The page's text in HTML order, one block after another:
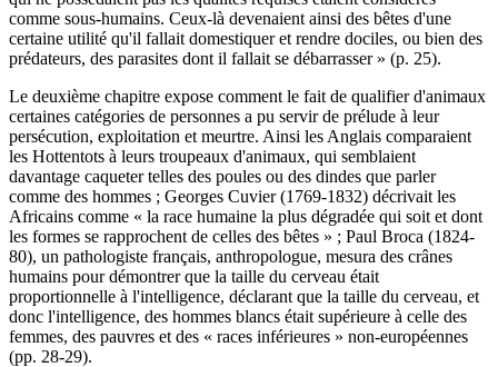
comme sous-humains. Ceux-là devenaient ainsi des bêtes d'une
certaine utilité qu'il fallait domestiquer et rendre dociles, ou bien des
prédateurs, des parasites dont il fallait se débarrasser » (p. 25).
Le deuxième chapitre expose comment le fait de qualifier d'animaux
certaines catégories de personnes a pu servir de prélude à leur
persécution, exploitation et meurtre. Ainsi les Anglais comparaient
les Hottentots à leurs troupeaux d'animaux, qui semblaient
davantage caqueter telles des poules ou des dindes que parler
comme des hommes ; Georges Cuvier (1769-1832) décrivait les
Africains comme « la race humaine la plus dégradée qui soit et dont
les formes se rapprochent de celles des bêtes » ; Paul Broca (1824-
80), un pathologiste français, anthropologue, mesura des crânes
humains pour démontrer que la taille du cerveau était
proportionnelle à l'intelligence, déclarant que la taille du cerveau, et
donc l'intelligence, des hommes blancs était supérieure à celle des
femmes, des pauvres et des « races inférieures » non-européennes
(pp. 28-29).